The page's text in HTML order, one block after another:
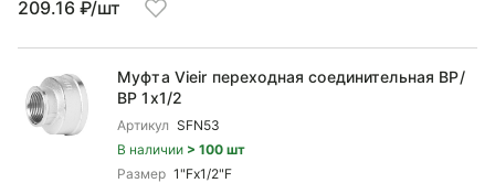
209.16 ₽/шт
Муфта Vieir переходная соединительная ВР/
ВР 1x1/2
Артикул SFN53
В наличии > 100 шт
Размер 1"Fx1/2"F